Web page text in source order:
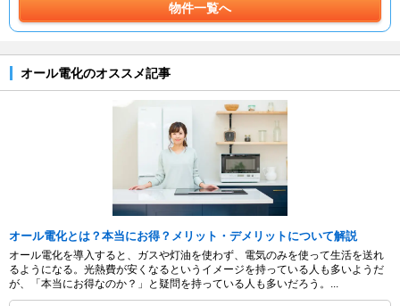
物件一覧へ
オール電化のオススメ記事
オール電化とは？本当にお得？メリット・デメリットについて解説
オール電化を導入すると、ガスや灯油を使わず、電気のみを使って生活を送れ
るようになる。光熱費が安くなるというイメージを持っている人も多いようだ
が、「本当にお得なのか？」と疑問を持っている人も多いだろう。...